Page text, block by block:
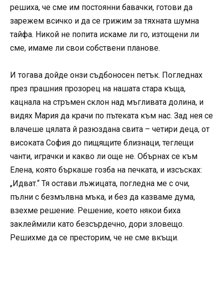
решиха, че сме им постоянни бавачки, готови да
зарежем всичко и да се грижим за тяхната шумна
тайфа. Никой не попита искаме ли го, изтощени ли
сме, имаме ли свои собствени планове.
И тогава дойде онзи съдбоносен петък. Погледнах
през прашния прозорец на нашата стара къща,
кацнала на стръмен склон над мъгливата долина, и
видях Мария да крачи по пътеката към нас. Зад нея се
влачеше цялата й разюздана свита – четири деца, от
високата София до пищящите близнаци, теглещи
чанти, играчки и какво ли още не. Обърнах се към
Елена, която бъркаше гозба на печката, и изсъсках:
„Идват.“ Тя остави лъжицата, погледна ме с очи,
пълни с безмълвна мъка, и без да казваме дума,
взехме решение. Решение, което някои биха
заклеймили като безсърдечно, дори зловещо.
Решихме да се престорим, че не сме вкъщи.